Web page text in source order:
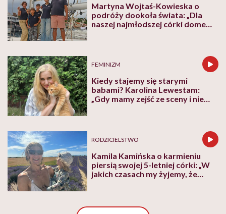
Martyna Wojtaś-Kowieska o
podróży dookoła świata: „Dla
naszej najmłodszej córki domem
FEMINIZM
Kiedy stajemy się starymi
babami? Karolina Lewestam:
„Gdy mamy zejść ze sceny i nie
RODZICIELSTWO
Kamila Kamińska o karmieniu
piersią swojej 5-letniej córki: „W
jakich czasach my żyjemy, że